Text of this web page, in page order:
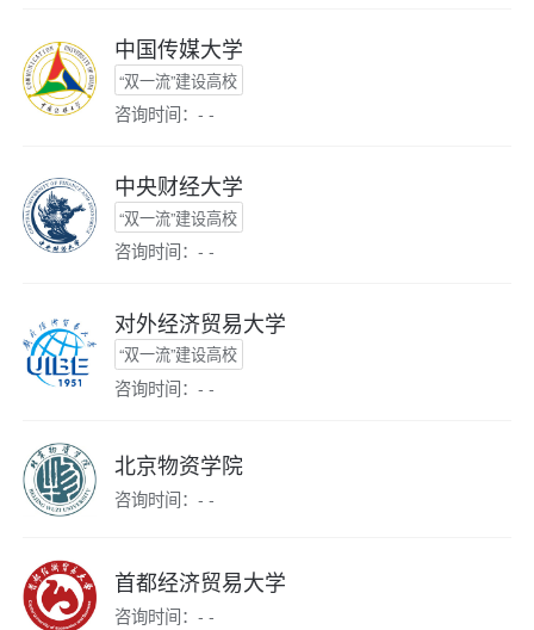
中国传媒大学
“双一流”建设高校
咨询时间：- -
中央财经大学
“双一流”建设高校
咨询时间：- -
对外经济贸易大学
“双一流”建设高校
咨询时间：- -
北京物资学院
咨询时间：- -
首都经济贸易大学
咨询时间：- -